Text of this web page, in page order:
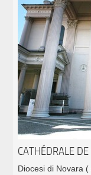
CONTACTS
PRESS
CATHÉDRALE
Diocesi di Novara (